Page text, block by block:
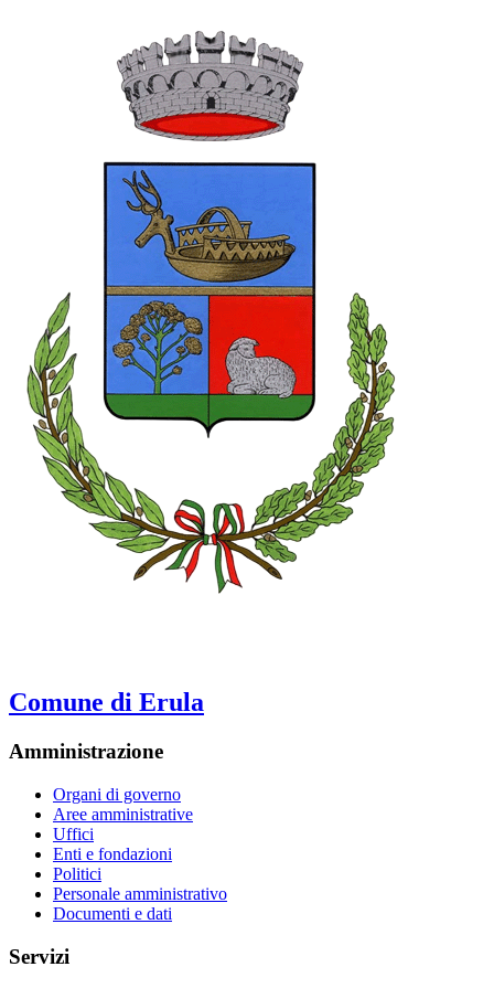
Comune di Erula
Amministrazione
Organi di governo
Aree amministrative
Uffici
Enti e fondazioni
Politici
Personale amministrativo
Documenti e dati
Servizi